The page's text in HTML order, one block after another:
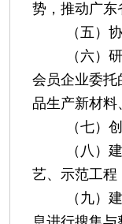
势，推动广东
（五）
（六）
会员企业委托
品生产新材料
（七）
（八）
艺、示范工程
（九）